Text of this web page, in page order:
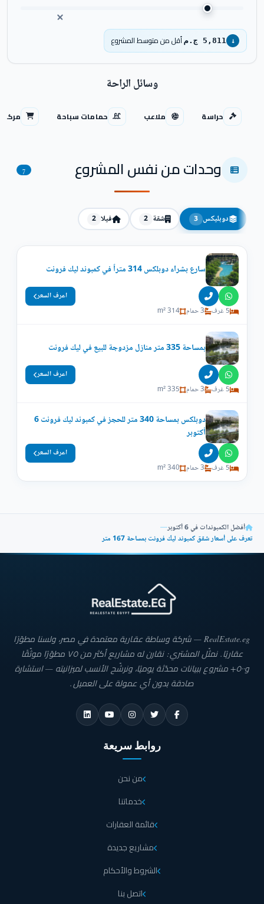
↓ 5,811 ج.م أقل من متوسط المشروع
وسائل الراحة
حراسة ملاعب حمامات سباحة مركز
وحدات من نفس المشروع 7
دوبليكس 3 شقة 2 فيلا 2
سارع بشراء دوبلكس 314 متراً في كمبوند ليك فرونت
5 غرف 3 حمام 314 m²
اعرف السعر
بمساحة 335 متر منازل مزدوجة للبيع في ليك فرونت
5 غرف 3 حمام 335 m²
اعرف السعر
دوبلكس بمساحة 340 متر للحجز في كمبوند ليك فرونت 6
أكتوبر
5 غرف 3 حمام 340 m²
اعرف السعر
أفضل الكمبوندات في 6 أكتوبر
—
تعرف على أسعار شقق كمبوند ليك فرونت بمساحة 167 متر
RealEstate.eg — شركة وساطة عقارية معتمدة في مصر، ولسنا مطوّرًا
عقاريًا. نمثّل المشتري: نقارن له مشاريع أكثر من ٧٥ مطوّرًا موثّقًا
و٥٠٠+ مشروع ببيانات محدّثة يوميًا، ونرشّح الأنسب لميزانيته — استشارة
صادقة بدون أي عمولة على العميل.
روابط سريعة
من نحن
خدماتنا
قائمة العقارات
مشاريع جديدة
الشروط والأحكام
اتصل بنا